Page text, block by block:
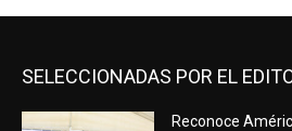
SELECCIONADAS POR EL
Reconoce